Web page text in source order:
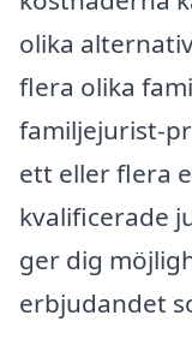
olika
flera olika
familjejurist-
ett eller flera
kvalificerade
ger dig
erbjudandet